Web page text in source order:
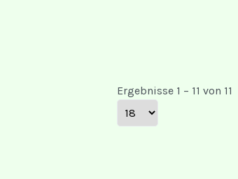
Ergebnisse 1 – 11 von 11